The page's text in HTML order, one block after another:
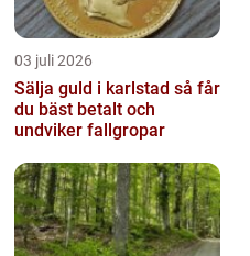
03 juli 2026
Sälja guld i karlstad så får
du bäst betalt och
undviker fallgropar